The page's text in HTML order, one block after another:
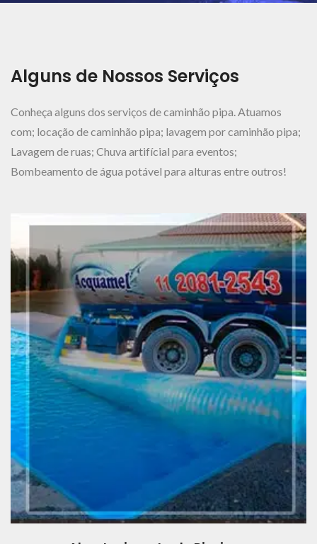
Alguns de Nossos Serviços
Conheça alguns dos serviços de caminhão pipa. Atuamos
com; locação de caminhão pipa; lavagem por caminhão pipa;
Lavagem de ruas; Chuva artifícial para eventos;
Bombeamento de água potável para alturas entre outros!